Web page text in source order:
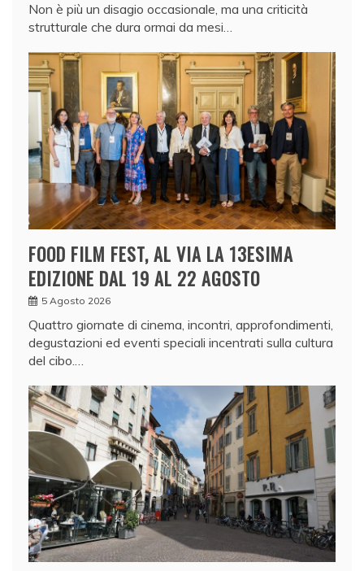
Non è più un disagio occasionale, ma una criticità
strutturale che dura ormai da mesi…
FOOD FILM FEST, AL VIA LA 13ESIMA
EDIZIONE DAL 19 AL 22 AGOSTO
5 Agosto 2026
Quattro giornate di cinema, incontri, approfondimenti,
degustazioni ed eventi speciali incentrati sulla cultura
del cibo.…